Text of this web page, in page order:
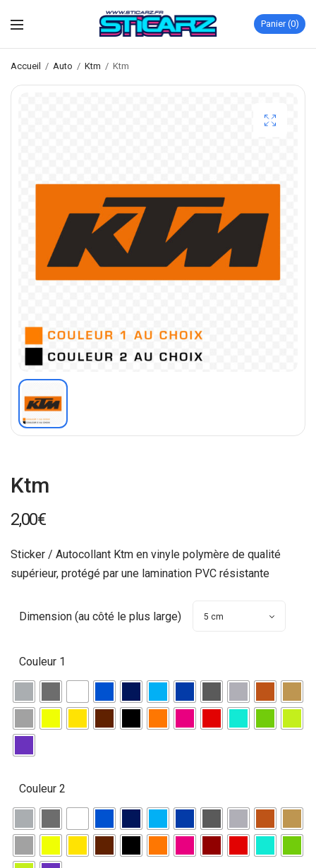
Panier 0
Accueil / Auto / Ktm / Ktm
Ktm
2,00€
Sticker / Autocollant Ktm en vinyle polymère de qualité
supérieur, protégé par une lamination PVC résistante
Dimension (au côté le plus large)
Couleur 1
Couleur 2